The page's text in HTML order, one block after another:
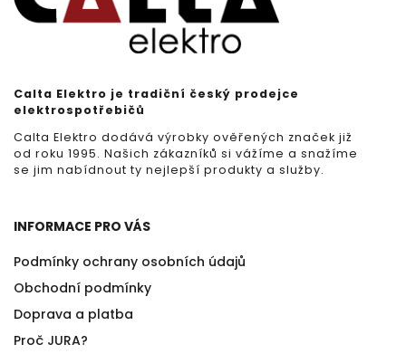
Calta Elektro je tradiční český prodejce
elektrospotřebičů
Calta Elektro dodává výrobky ověřených značek již
od roku 1995. Našich zákazníků si vážíme a snažíme
se jim nabídnout ty nejlepší produkty a služby.
INFORMACE PRO VÁS
Podmínky ochrany osobních údajů
Obchodní podmínky
Doprava a platba
Proč JURA?